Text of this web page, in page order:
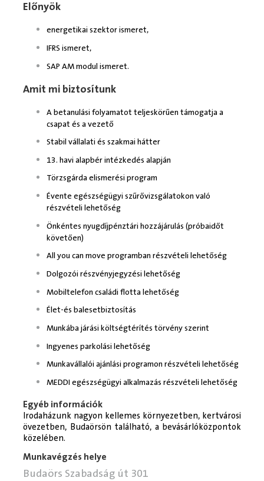
Előnyök
energetikai szektor ismeret,
IFRS ismeret,
SAP AM modul ismeret.
Amit mi biztosítunk
A betanulási folyamatot teljeskörűen támogatja a
csapat és a vezető
Stabil vállalati és szakmai hátter
13. havi alapbér intézkedés alapján
Törzsgárda elismerési program
Évente egészségügyi szűrővizsgálatokon való
részvételi lehetőség
Önkéntes nyugdíjpénztári hozzájárulás (próbaidőt
követően)
All you can move programban részvételi lehetőség
Dolgozói részvényjegyzési lehetőség
Mobiltelefon családi flotta lehetőség
Élet-és balesetbiztosítás
Munkába járási költségtérítés törvény szerint
Ingyenes parkolási lehetőség
Munkavállalói ajánlási programon részvételi lehetőség
MEDDI egészségügyi alkalmazás részvételi lehetőség
Egyéb információk
Irodaházunk nagyon kellemes környezetben, kertvárosi
övezetben, Budaörsön található, a bevásárlóközpontok
közelében.
Munkavégzés helye
Budaörs Szabadság út 301